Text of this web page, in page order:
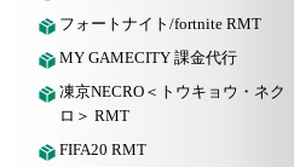
フォートナイト/fortnite RMT
MY GAMECITY 課金代行
凍京NECRO＜トウキョウ・ネク
ロ＞ RMT
FIFA20 RMT